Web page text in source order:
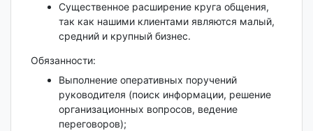
Существенное расширение круга общения,
так как нашими клиентами являются малый,
средний и крупный бизнес.
Обязанности:
Выполнение оперативных поручений
руководителя (поиск информации, решение
организационных вопросов, ведение
переговоров);